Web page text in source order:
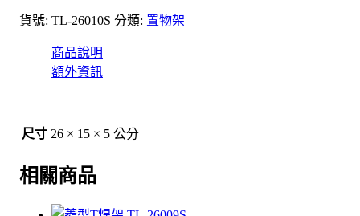
貨號: TL-26010S 分類: 置物架
商品說明
額外資訊
尺寸 26 × 15 × 5 公分
相關商品